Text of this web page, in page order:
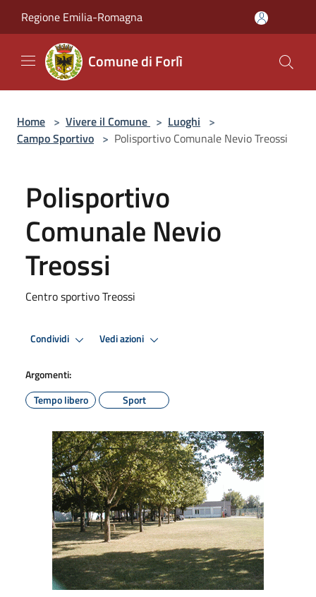
Regione Emilia-Romagna
Comune di Forlì
Home > Vivere il Comune > Luoghi >
Campo Sportivo > Polisportivo Comunale Nevio Treossi
Polisportivo
Comunale Nevio
Treossi
Centro sportivo Treossi
Condividi Vedi azioni
Argomenti:
Tempo libero
Sport